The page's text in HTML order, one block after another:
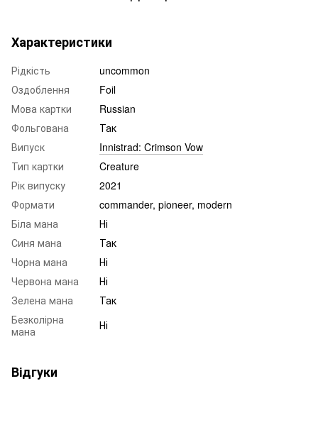
Характеристики
Рідкість
uncommon
Оздоблення
Foil
Мова картки
Russian
Фольгована
Так
Випуск
Innistrad: Crimson Vow
Тип картки
Creature
Рік випуску
2021
Формати
commander, pioneer, modern
Біла мана
Ні
Синя мана
Так
Чорна мана
Ні
Червона мана
Ні
Зелена мана
Так
Безколірна
мана
Ні
Відгуки